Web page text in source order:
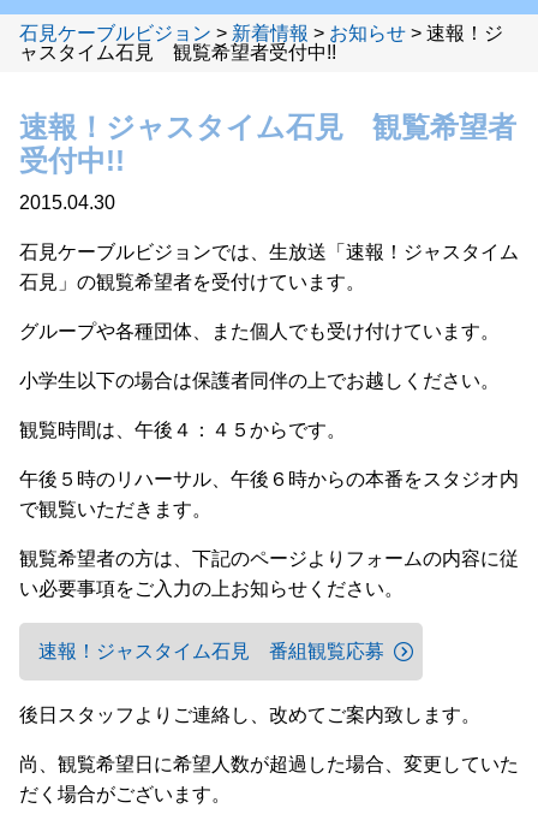
石見ケーブルビジョン > 新着情報 > お知らせ > 速報！ジ
ャスタイム石見 観覧希望者受付中!!
速報！ジャスタイム石見 観覧希望者
受付中!!
2015.04.30
石見ケーブルビジョンでは、生放送「速報！ジャスタイム
石見」の観覧希望者を受付けています。
グループや各種団体、また個人でも受け付けています。
小学生以下の場合は保護者同伴の上でお越しください。
観覧時間は、午後４：４５からです。
午後５時のリハーサル、午後６時からの本番をスタジオ内
で観覧いただきます。
観覧希望者の方は、下記のページよりフォームの内容に従
い必要事項をご入力の上お知らせください。
速報！ジャスタイム石見 番組観覧応募
後日スタッフよりご連絡し、改めてご案内致します。
尚、観覧希望日に希望人数が超過した場合、変更していた
だく場合がございます。